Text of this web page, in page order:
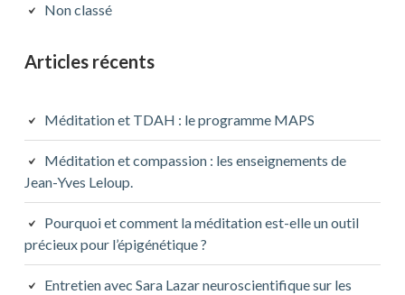
Non classé
Articles récents
Méditation et TDAH : le programme MAPS
Méditation et compassion : les enseignements de
Jean-Yves Leloup.
Pourquoi et comment la méditation est-elle un outil
précieux pour l’épigénétique ?
Entretien avec Sara Lazar neuroscientifique sur les